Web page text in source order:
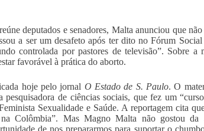
deputados e senadores, Malta anunciou que
a ser um desafeto após ter dito no Fórum
controlada por pastores de televisão”. Sobre a
favorável à prática do aborto.
hoje pelo jornal O Estado de S. Paulo. O
de ciências sociais, que fez um
Sexualidade e Saúde. A reportagem cita
Colômbia”. Mas Magno Malta não gostou da
de nos prepararmos para suportar o